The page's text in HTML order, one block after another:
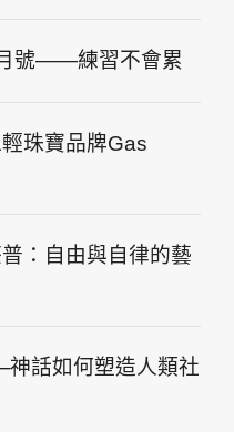
號——練習不會累
珠寶品牌Gas
：自由與自律的藝
話如何塑造人類社